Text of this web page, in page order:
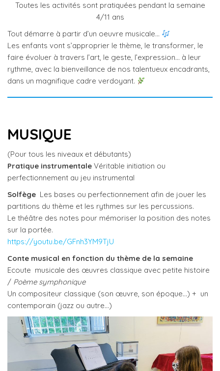
Toutes les activités sont pratiquées pendant la semaine
4/11 ans
Tout démarre à partir d’un oeuvre musicale…
Les enfants vont s’approprier le thème, le transformer, le
faire évoluer à travers l’art, le geste, l’expression… à leur
rythme, avec la bienveillance de nos talentueux encadrants,
dans un magnifique cadre verdoyant.
MUSIQUE
(Pour tous les niveaux et débutants)
Pratique instrumentale Véritable initiation ou
perfectionnement au jeu instrumental
Solfège Les bases ou perfectionnement afin de jouer les
partitions du thème et les rythmes sur les percussions.
Le théâtre des notes pour mémoriser la position des notes
sur la portée.
https://youtu.be/GFnh3YM9TjU
Conte musical en fonction du thème de la semaine
Ecoute musicale des œuvres classique avec petite histoire
/ Poème symphonique
Un compositeur classique (son œuvre, son époque…) + un
contemporain (jazz ou autre…)